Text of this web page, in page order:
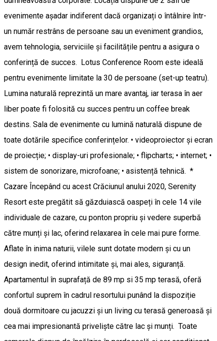
evenimente așadar indiferent dacă organizați o întâlnire într-
un număr restrâns de persoane sau un eveniment grandios,
avem tehnologia, serviciile și facilitățile pentru a asigura o
conferință de succes. Lotus Conference Room este ideală
pentru evenimente limitate la 30 de persoane (set-up teatru).
Lumina naturală reprezintă un mare avantaj, iar terasa în aer
liber poate fi folosită cu succes pentru un coffee break
destins. Sala de evenimente cu lumină naturală dispune de
toate dotările specifice conferințelor. • videoproiector și ecran
de proiecție; • display-uri profesionale; • flipcharts; • internet; •
sistem de sonorizare, microfoane; • asistență tehnică. *
Cazare Începând cu acest Crăciunul anului 2020, Serenity
Resort este pregătit să găzduiască oaspeți în cele 14 vile
individuale de cazare, cu ponton propriu și vedere superbă
către munți și lac, oferind relaxarea în cele mai pure forme.
Aflate în inima naturii, vilele sunt dotate modern și cu un
design inedit, oferind intimitate și, mai ales, siguranță.
Apartamentul în suprafață de 89 mp si 35 mp terasă, oferă
confortul suprem în cadrul resortului punând la dispoziție
două dormitoare cu jacuzzi și un living cu terasă generoasă și
cea mai impresionantă priveliște către lac și munți. Toate